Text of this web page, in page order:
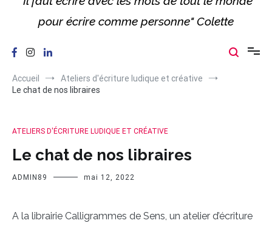
pour écrire comme personne" Colette
Accueil
Ateliers d'écriture ludique et créative
Le chat de nos libraires
ATELIERS D'ÉCRITURE LUDIQUE ET CRÉATIVE
Le chat de nos libraires
ADMIN89 mai 12, 2022
A la librairie Calligrammes de Sens, un atelier d’écriture